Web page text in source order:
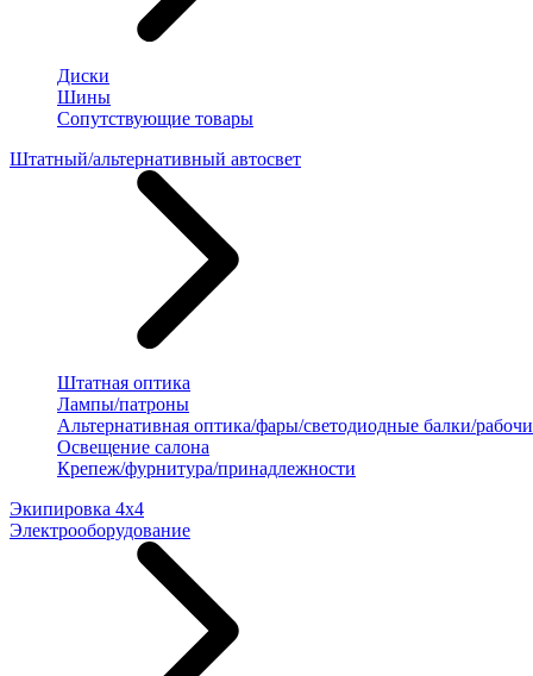
Диски
Шины
Сопутствующие товары
Штатный/альтернативный автосвет
Штатная оптика
Лампы/патроны
Альтернативная оптика/фары/светодиодные балки/
Освещение салона
Крепеж/фурнитура/принадлежности
Экипировка 4х4
Электрооборудование